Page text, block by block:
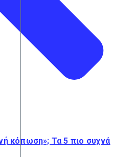
κόπωση»; Τα 5 πιο συχνά